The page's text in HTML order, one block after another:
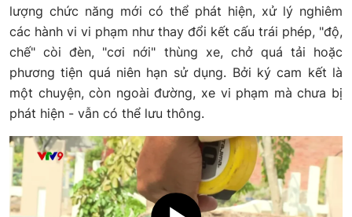
lượng chức năng mới có thể phát hiện, xử lý nghiêm
các hành vi vi phạm như thay đổi kết cấu trái phép, "độ,
chế" còi đèn, "cơi nới" thùng xe, chở quá tải hoặc
phương tiện quá niên hạn sử dụng. Bởi ký cam kết là
một chuyện, còn ngoài đường, xe vi phạm mà chưa bị
phát hiện - vẫn có thể lưu thông.